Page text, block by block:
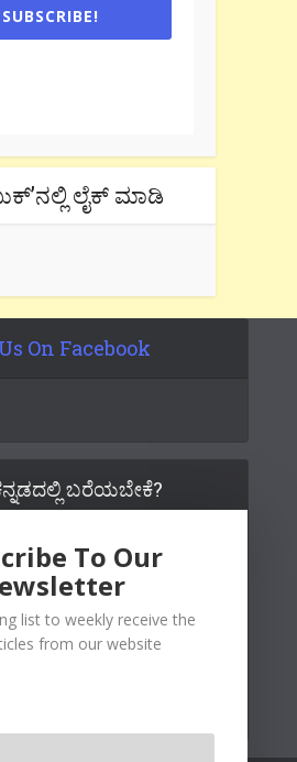
SUBSCRIBE!
ಲೈಕ್ ಮಾಡಿ
On Facebook
ಬರೆಯಬೇಕೆ?
To Our
list to weekly receive the
from our website